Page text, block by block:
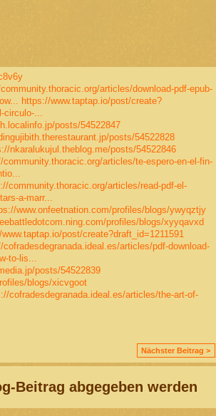
articles/download-pdf-epub-
https://www.taptap.io/post/create?
...
posts/54522847
posts/54522828
nkaralukujul.theblog.me/posts/54522846
community.thoracic.org/articles/te-espero-en-el-fin-
community.thoracic.org/articles/read-pdf-el-
a-marr...
www.onfeetnation.com/profiles/blogs/ywyqztjy
profiles/blogs/xyyqavxd
post/create?draft_id=1211591
cofradesdegranada.ideal.es/articles/pdf-download-
to-lis...
posts/54522839
blogs/xicvgoot
cofradesdegranada.ideal.es/articles/the-art-of-
Nächster Beitrag >
Beitrag abgegeben werden